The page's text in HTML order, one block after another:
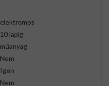
elektromos
10 lapig
műanyag
Nem
Igen
Nem